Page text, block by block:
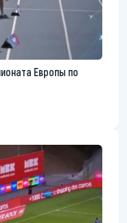
Европы по